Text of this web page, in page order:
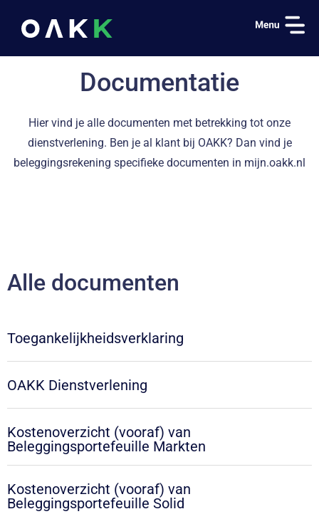
Documentatie
Hier vind je alle documenten met betrekking tot onze
dienstverlening. Ben je al klant bij OAKK? Dan vind je
beleggingsrekening specifieke documenten in mijn.oakk.nl
Alle documenten
Toegankelijkheidsverklaring
OAKK Dienstverlening
Kostenoverzicht (vooraf) van
Beleggingsportefeuille Markten
Kostenoverzicht (vooraf) van
Beleggingsportefeuille Solid